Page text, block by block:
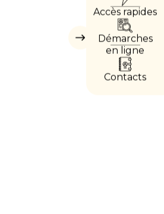
Masquer
Accès rapides
Démarches
en ligne
Contacts